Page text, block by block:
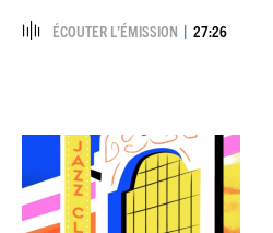
ÉCOUTER L’ÉMISSION 27:26